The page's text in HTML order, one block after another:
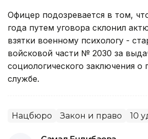
Офицер подозревается в том,
года путем уговора склонил
взятки военному психологу -
войсковой части № 2030 за
социологического заключения о
службе.
Нацбюро Закон и право 10